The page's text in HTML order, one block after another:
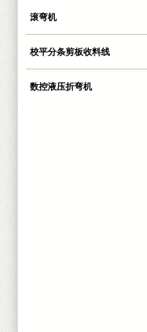
滚弯机
校平分条剪板收料线
数控液压折弯机